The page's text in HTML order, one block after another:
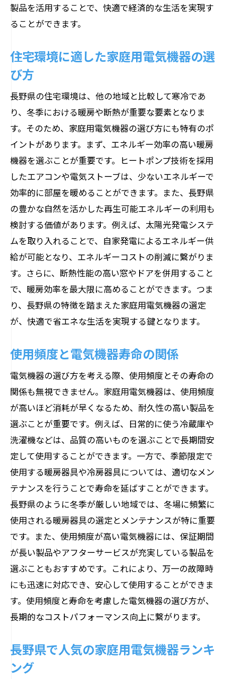
業務用にも強い荻原電機の製品紹介
長野県特有のニーズに応える製品選び
専門家による電気機器の選び方のコツ
荻原電機ならではのアフターサービス
ネット通販でも安心長野県で見つける信頼の
電気機器
ネット通販での電気機器購入の注意点
信頼できるオンラインショップの選び方
口コミを活用した製品選びのコツ
ネット通販と実店舗のメリット・デメリ
ット
オンラインで購入する際のアフターケア
長野県内への迅速な配送サービス
長野県で手に入れる最新の電気機器製品選び
のポイント
最新技術を搭載した電気機器の紹介
省エネ性能を重視した製品選び
購入前にチェックすべきポイント
実際の使用者の声を参考にした製品選び
地域特性に合った電気機器長野県のおすすめ
と選び方
長野県特有の環境に適した製品
地域密着型メーカーのおすすめ電気機器
使用場所に応じた最適な機器選び
長野県の住宅事情を考慮した製品
地域の専門家が選ぶおすすめ電気機器
長野県内での電気機器購入ガイド
製品を活用することで、快適で経済的な生活を実現す
ることができます。
住宅環境に適した家庭用電気機器の選
び方
長野県の住宅環境は、他の地域と比較して寒冷であ
り、冬季における暖房や断熱が重要な要素となりま
す。そのため、家庭用電気機器の選び方にも特有のポ
イントがあります。まず、エネルギー効率の高い暖房
機器を選ぶことが重要です。ヒートポンプ技術を採用
したエアコンや電気ストーブは、少ないエネルギーで
効率的に部屋を暖めることができます。また、長野県
の豊かな自然を活かした再生可能エネルギーの利用も
検討する価値があります。例えば、太陽光発電システ
ムを取り入れることで、自家発電によるエネルギー供
給が可能となり、エネルギーコストの削減に繋がりま
す。さらに、断熱性能の高い窓やドアを併用すること
で、暖房効率を最大限に高めることができます。つま
り、長野県の特徴を踏まえた家庭用電気機器の選定
が、快適で省エネな生活を実現する鍵となります。
使用頻度と電気機器寿命の関係
電気機器の選び方を考える際、使用頻度とその寿命の
関係も無視できません。家庭用電気機器は、使用頻度
が高いほど消耗が早くなるため、耐久性の高い製品を
選ぶことが重要です。例えば、日常的に使う冷蔵庫や
洗濯機などは、品質の高いものを選ぶことで長期間安
定して使用することができます。一方で、季節限定で
使用する暖房器具や冷房器具については、適切なメン
テナンスを行うことで寿命を延ばすことができます。
長野県のように冬季が厳しい地域では、冬場に頻繁に
使用される暖房器具の選定とメンテナンスが特に重要
です。また、使用頻度が高い電気機器には、保証期間
が長い製品やアフターサービスが充実している製品を
選ぶこともおすすめです。これにより、万一の故障時
にも迅速に対応でき、安心して使用することができま
す。使用頻度と寿命を考慮した電気機器の選び方が、
長期的なコストパフォーマンス向上に繋がります。
長野県で人気の家庭用電気機器ランキ
ング